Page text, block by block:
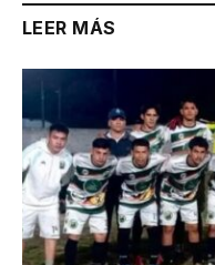
LEER MÁS